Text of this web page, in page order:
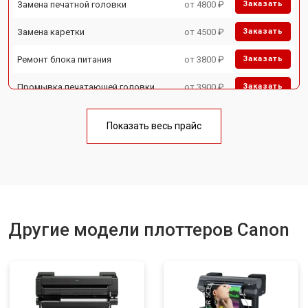
Замена печатной головки от 4800 ₽ Заказать
Замена каретки от 4500 ₽ Заказать
Ремонт блока питания от 3800 ₽ Заказать
Промывка печатающей головки от 3900 ₽ Заказать
Показать весь прайс
Другие модели плоттеров Canon